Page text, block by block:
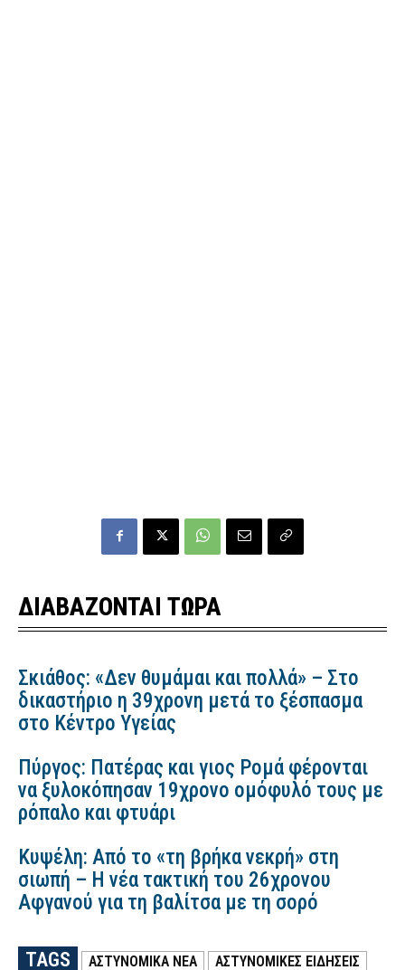
ΔΙΑΒΑΖΟΝΤΑΙ ΤΩΡΑ
Σκιάθος: «Δεν θυμάμαι και πολλά» – Στο
δικαστήριο η 39χρονη μετά το ξέσπασμα
στο Κέντρο Υγείας
Πύργος: Πατέρας και γιος Ρομά φέρονται
να ξυλοκόπησαν 19χρονο ομόφυλό τους με
ρόπαλο και φτυάρι
Κυψέλη: Από το «τη βρήκα νεκρή» στη
σιωπή – Η νέα τακτική του 26χρονου
Αφγανού για τη βαλίτσα με τη σορό
TAGS ΑΣΤΥΝΟΜΙΚΑ ΝΕΑ ΑΣΤΥΝΟΜΙΚΕΣ ΕΙΔΗΣΕΙΣ